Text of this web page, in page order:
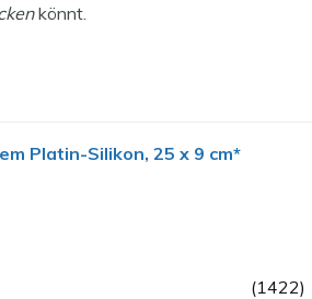
könnt.
Platin-Silikon, 25 x 9 cm*
(1422)